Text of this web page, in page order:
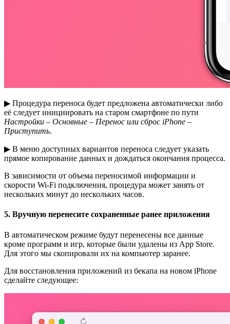
▶ Процедура переноса будет предложена автоматически либо
её следует инициировать на старом смартфоне по пути
Настройки – Основные – Перенос или сброс iPhone –
Приступить.
▶ В меню доступных вариантов переноса следует указать
прямое копирование данных и дождаться окончания процесса.
В зависимости от объема переносимой информации и
скорости Wi-Fi подключения, процедура может занять от
нескольких минут до нескольких часов.
5. Вручную перенесите сохраненные ранее приложения
В автоматическом режиме будут перенесены все данные
кроме программ и игр, которые были удалены из App Store.
Для этого мы скопировали их на компьютер заранее.
Для восстановления приложений из бекапа на новом iPhone
сделайте следующее: